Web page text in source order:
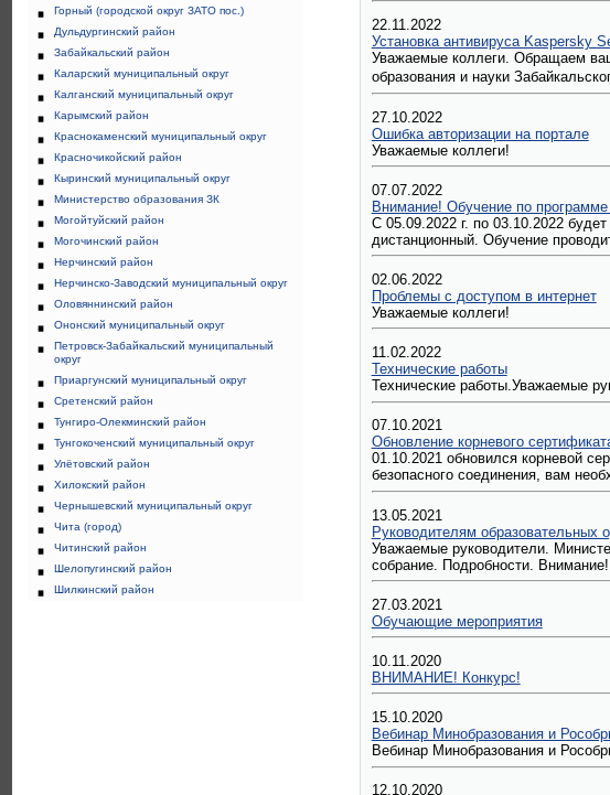
Горный (городской округ ЗАТО пос.)
Дульдургинский район
Забайкальский район
Каларский муниципальный округ
Калганский муниципальный округ
Карымский район
Краснокаменский муниципальный округ
Красночикойский район
Кыринский муниципальный округ
Министерство образования ЗК
Могойтуйский район
Могочинский район
Нерчинский район
Нерчинско-Заводский муниципальный округ
Оловяннинский район
Ононский муниципальный округ
Петровск-Забайкальский муниципальный
округ
Приаргунский муниципальный округ
Сретенский район
Тунгиро-Олекминский район
Тунгокоченский муниципальный округ
Улётовский район
Хилокский район
Чернышевский муниципальный округ
Чита (город)
Читинский район
Шелопугинский район
Шилкинский район
22.11.2022
Установка антивируса Kaspersky
Уважаемые коллеги. Обращаем
образования и науки
27.10.2022
Ошибка авторизации на портале
Уважаемые коллеги!
07.07.2022
Внимание! Обучение по
С 05.09.2022 г. по 03.10.2022
дистанционный. Обучение
02.06.2022
Проблемы с доступом в интернет
Уважаемые коллеги!
11.02.2022
Технические работы
Технические работы.Уважаемые
07.10.2021
Обновление корневого
01.10.2021 обновился корневой
безопасного соединения, вам
13.05.2021
Руководителям образовательных
Уважаемые руководители.
собрание. Подробности.
27.03.2021
Обучающие мероприятия
10.11.2020
ВНИМАНИЕ! Конкурс!
15.10.2020
Вебинар Минобразования и
Вебинар Минобразования и
12.10.2020